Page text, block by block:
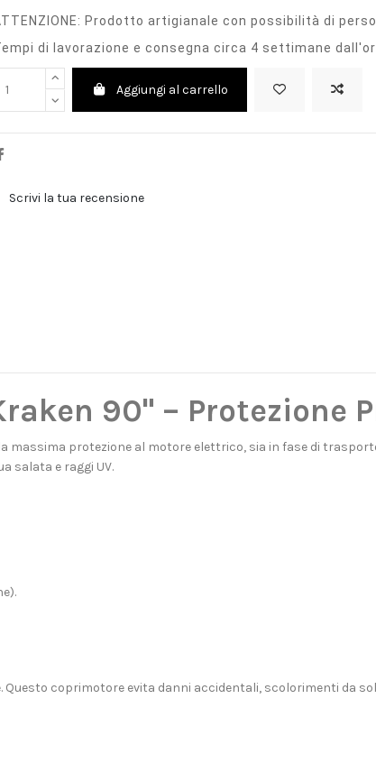
Prodotto artigianale con possibilità di
di lavorazione e consegna circa 4 settimane
Aggiungi al carrello
Scrivi la tua recensione
90" – Protezione
protezione al motore elettrico, sia in fase di
salata e raggi UV.
coprimotore evita danni accidentali, scolorimenti da